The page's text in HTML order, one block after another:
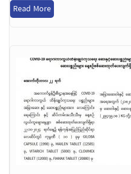
Read More